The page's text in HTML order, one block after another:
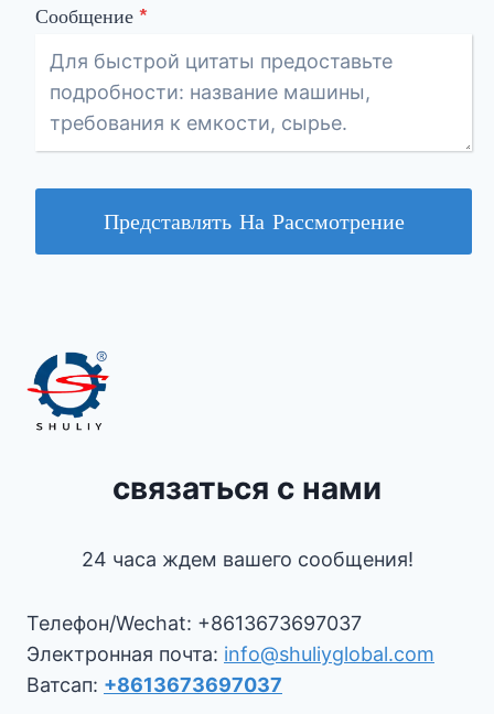
Сообщение*
Представлять На Рассмотрение
связаться с нами
24 часа ждем вашего сообщения!
Телефон/Wechat: +8613673697037
Электронная почта: info@shuliyglobal.com
Ватсап: +8613673697037